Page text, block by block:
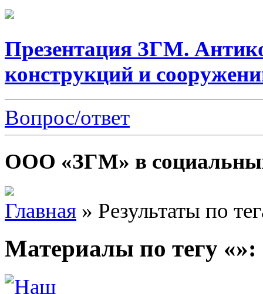
Презентация ЗГМ.
конструкций и
Вопрос/ответ
ООО «ЗГМ» в
Главная » Результаты по
Материалы по тегу «»: